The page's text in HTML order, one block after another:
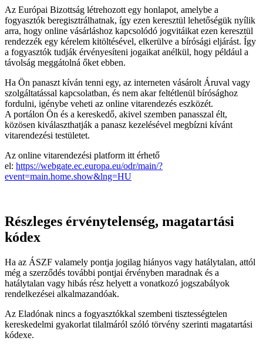
Az Európai Bizottság létrehozott egy honlapot, amelybe a
fogyasztók beregisztrálhatnak, így ezen keresztül lehetőségük nyílik
arra, hogy online vásárláshoz kapcsolódó jogvitáikat ezen keresztül
rendezzék egy kérelem kitöltésével, elkerülve a bírósági eljárást. Így
a fogyasztók tudják érvényesíteni jogaikat anélkül, hogy például a
távolság meggátolná őket ebben.
Ha Ön panaszt kíván tenni egy, az interneten vásárolt Áruval vagy
szolgáltatással kapcsolatban, és nem akar feltétlenül bírósághoz
fordulni, igénybe veheti az online vitarendezés eszközét.
A portálon Ön és a kereskedő, akivel szemben panasszal élt,
közösen kiválaszthatják a panasz kezelésével megbízni kívánt
vitarendezési testületet.
Az online vitarendezési platform itt érhető
el: https://webgate.ec.europa.eu/odr/main/?
event=main.home.show&lng=HU
Részleges érvénytelenség, magatartási
kódex
Ha az ÁSZF valamely pontja jogilag hiányos vagy hatálytalan, attól
még a szerződés további pontjai érvényben maradnak és a
hatálytalan vagy hibás rész helyett a vonatkozó jogszabályok
rendelkezései alkalmazandóak.
Az Eladónak nincs a fogyasztókkal szembeni tisztességtelen
kereskedelmi gyakorlat tilalmáról szóló törvény szerinti magatartási
kódexe.